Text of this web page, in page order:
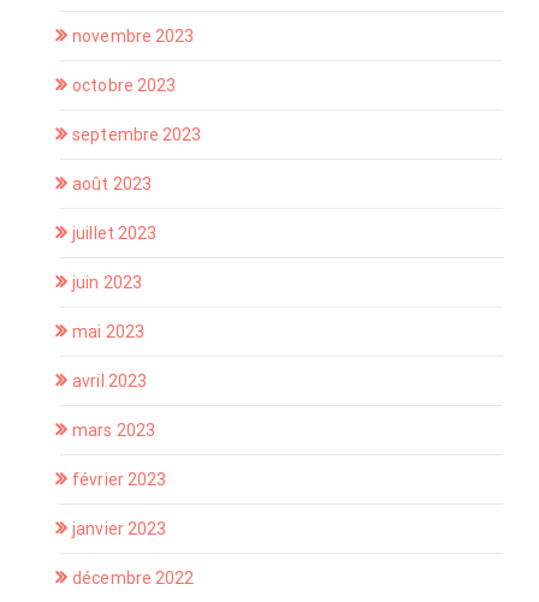
novembre 2023
octobre 2023
septembre 2023
août 2023
juillet 2023
juin 2023
mai 2023
avril 2023
mars 2023
février 2023
janvier 2023
décembre 2022